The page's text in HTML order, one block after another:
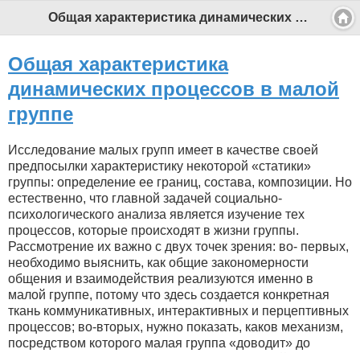
Общая характеристика динамических процессов в малой группе - Профессиональный педагог
Общая характеристика
динамических процессов в малой
группе
Исследование малых групп имеет в качестве своей
предпосылки характеристику некоторой «статики»
группы: определение ее границ, состава, композиции. Но
естественно, что главной задачей социально-
психологического анализа является изучение тех
процессов, которые происходят в жизни группы.
Рассмотрение их важно с двух точек зрения: во- первых,
необходимо выяснить, как общие закономерности
общения и взаимодействия реализуются именно в
малой группе, потому что здесь создается конкретная
ткань коммуникативных, интерактивных и перцептивных
процессов; во-вторых, нужно показать, каков механизм,
посредством которого малая группа «доводит» до